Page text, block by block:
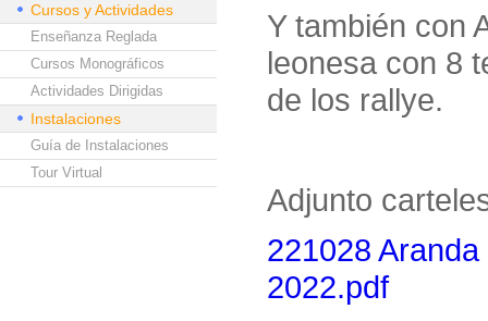
Cursos y Actividades
Enseñanza Reglada
Cursos Monográficos
Actividades Dirigidas
Instalaciones
Guía de Instalaciones
Tour Virtual
Y también con
leonesa con 8
de los rallye.
Adjunto
221028
2022.pdf